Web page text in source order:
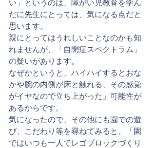
い」というのは、障がい児教育を学ん
だに先生にとっては、気になる点だと
思います。
親にとってはうれしいことなのかも知
れませんが、「自閉症スペクトラム」
の疑いがあります。
なぜかというと、ハイハイするとおな
かや腕の内側が床と触れる、その感覚
がイヤなので立ち上がった」可能性が
あるからです。
気になったので、その他にも園での遊
び、こだわり等を尋ねてみると、「園
ではいつも一人でレゴブロックづくり